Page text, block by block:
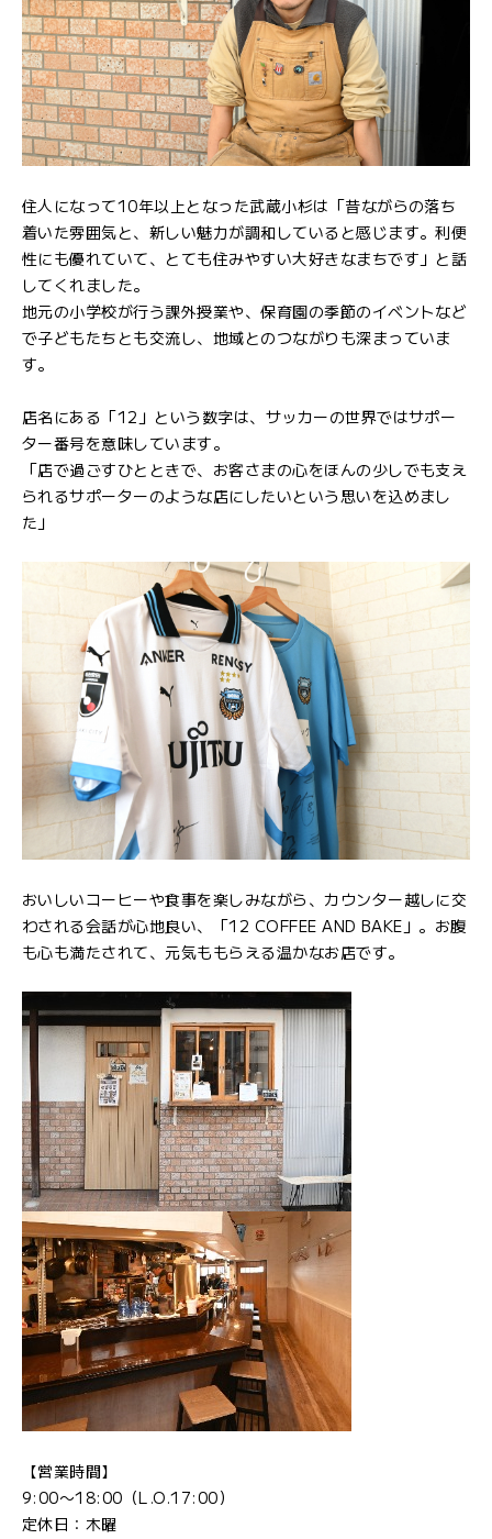
住人になって10年以上となった武蔵小杉は「昔ながらの落ち
着いた雰囲気と、新しい魅力が調和していると感じます。利便
性にも優れていて、とても住みやすい大好きなまちです」と話
してくれました。
地元の小学校が行う課外授業や、保育園の季節のイベントなど
で子どもたちとも交流し、地域とのつながりも深まっていま
す。
店名にある「12」という数字は、サッカーの世界ではサポー
ター番号を意味しています。
「店で過ごすひとときで、お客さまの心をほんの少しでも支え
られるサポーターのような店にしたいという思いを込めまし
た」
おいしいコーヒーや食事を楽しみながら、カウンター越しに交
わされる会話が心地良い、「12 COFFEE AND BAKE」。お腹
も心も満たされて、元気ももらえる温かなお店です。
【営業時間】
9:00〜18:00（L.O.17:00）
定休日：木曜